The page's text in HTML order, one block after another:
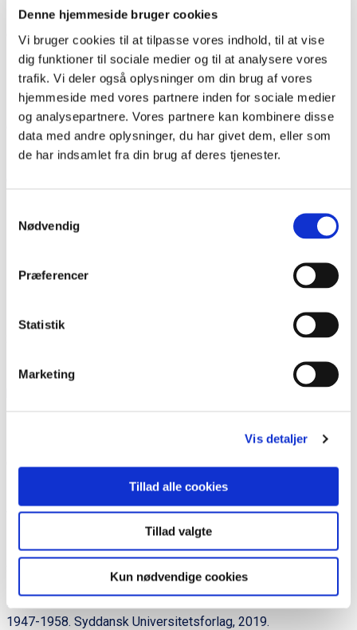
Denne hjemmeside bruger cookies
Vi bruger cookies til at tilpasse vores indhold, til at vise
dig funktioner til sociale medier og til at analysere vores
trafik. Vi deler også oplysninger om din brug af vores
hjemmeside med vores partnere inden for sociale medier
og analysepartnere. Vores partnere kan kombinere disse
data med andre oplysninger, du har givet dem, eller som
de har indsamlet fra din brug af deres tjenester.
Nødvendig
Præferencer
Statistik
Marketing
Vis detaljer
Tillad alle cookies
Tillad valgte
Kun nødvendige cookies
Martin Bo Nørregård, Niels, Bo Poulsen, Claus Bundgård
Christensen: Fra Første verdenskrig til borgerkrig. Østfronten
1914-1924 - set med danske øjne. Gyldendal, 2018.
Martin Klatt: Fra modspil til medspil? Grænseoverskridende
samarbejde i Sønderjylland/Schleswig 1945-2005, Institut for
Grænseregionsforskning, 2006.
Martin Ziemer & Rasmus Meyer (red.): Et mindretals Ansigter.
Mikkelberg, En nordisk Drøm. Vejen til Mikkelberg. Udg. af
Mikkelberg, Hatsted, Slesvig,. Poul Kristensens Forlag, 1993.
Lis MIkkelsen: Kampen om sproget, Sprogforeningen, 2020.
Moulin-Sous-Touvent, Historisk Samfund for Sønderjylland,
Mogens Rostgaard Nissen: Karl Otto Meyer. Politiker,
publicist, polemiker, Syddansk Universitetsforlag, 2018.
identitetsfølelse i grænselandet, Institut for
Grænseregionsforskning, 1994.
Nationalpark Vadehavet (Klaus Melbye m.fl.), forlaget
Vestenvind, 2015.
Nina Jebsen: Vær tro!, Museum Sønderjylland – Sønderborg
Slot, 2012 (Også tysk udgave).
Peter Hertel Rasmussen: Den danske tysklandsbrigade
1947-1958. Syddansk Universitetsforlag, 2019.